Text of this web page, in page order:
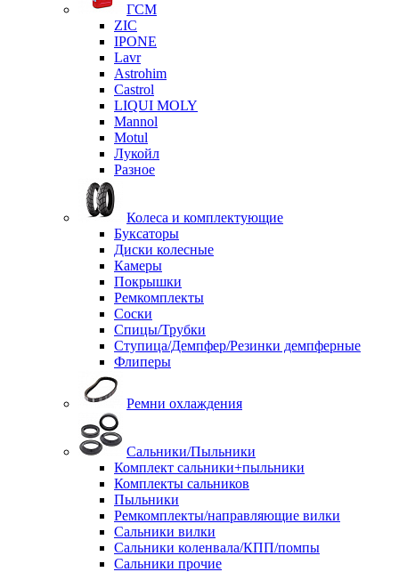
ГСМ
ZIC
IPONE
Lavr
Astrohim
Castrol
LIQUI MOLY
Mannol
Motul
Лукойл
Разное
Колеса и комплектующие
Буксаторы
Диски колесные
Камеры
Покрышки
Ремкомплекты
Соски
Спицы/Трубки
Ступица/Демпфер/Резинки демпферные
Флиперы
Ремни охлаждения
Сальники/Пыльники
Комплект сальники+пыльники
Комплекты сальников
Пыльники
Ремкомплекты/направляющие вилки
Сальники вилки
Сальники коленвала/КПП/помпы
Сальники прочие